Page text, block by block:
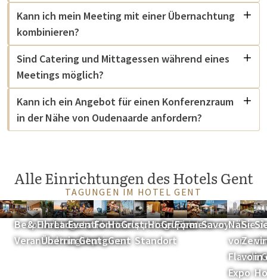
Kann ich mein Meeting mit einer Übernachtung
kombinieren?
Sind Catering und Mittagessen während eines
Meetings möglich?
Kann ich ein Angebot für einen Konferenzraum
in der Nähe von Oudenaarde anfordern?
Alle Einrichtungen des Hotels Gent
TAGUNGEN IM HOTEL GENT
Überblick über
Besprechungs- und
Veranstaltungsoptionen
Tagungsräume
& Eventräume
Buchen Sie
Ihre
Übernachtung
Parkplatz &
Ladestationen
Rooftop-
Eventlocation
in Gent
Tagungspakete
BBQ-
Formeln
Lage
Hotel
Gent
Kulinarische
Gruppenformeln
Gent als
strategischer
Standort
Nachhaltigkeit
Hotel Gent
Kulinarisches
Gruppenessen
Walking-
Formeln
Chalet
Savoyard
In der
Nähe
von
Expo
Sie
vonin